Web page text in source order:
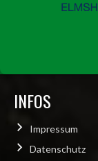
INFOS
Impressum
Datenschutz